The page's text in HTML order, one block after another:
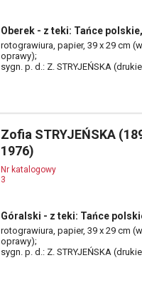
Oberek - z teki: Tańce
rotograwiura, papier, 39 x 29 cm
oprawy);
sygn. p. d.: Z. STRYJEŃSKA
Zofia STRYJEŃSKA
1976)
Nr katalogowy
3
Góralski - z teki: Tańce
rotograwiura, papier, 39 x 29 cm
oprawy);
sygn. p. d.: Z. STRYJEŃSKA